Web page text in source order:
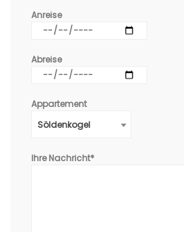
Anreise
Abreise
Appartement
Söldenkogel
Ihre Nachricht*